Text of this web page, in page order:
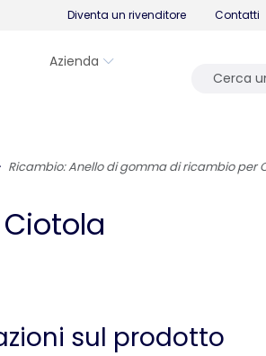
Diventa un rivenditore Contatti
Azienda
Ricambio: Anello di gomma di ricambio per
sul prodotto